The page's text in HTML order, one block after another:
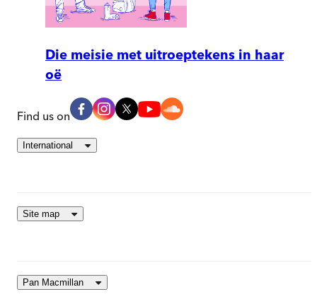
Die meisie met uitroeptekens in haar
oë
Find us on
International
Site map
Pan Macmillan